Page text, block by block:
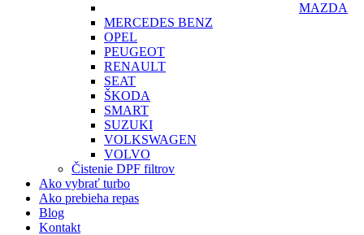
MAZDA
MERCEDES BENZ
OPEL
PEUGEOT
RENAULT
SEAT
ŠKODA
SMART
SUZUKI
VOLKSWAGEN
VOLVO
Čistenie DPF filtrov
Ako vybrať turbo
Ako prebieha repas
Blog
Kontakt